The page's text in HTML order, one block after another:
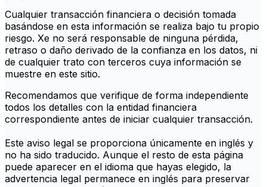
Cualquier transacción financiera o decisión tomada
basándose en esta información se realiza bajo tu propio
riesgo. Xe no será responsable de ninguna pérdida,
retraso o daño derivado de la confianza en los datos, ni
de cualquier trato con terceros cuya información se
muestre en este sitio.
Recomendamos que verifique de forma independiente
todos los detalles con la entidad financiera
correspondiente antes de iniciar cualquier transacción.
Este aviso legal se proporciona únicamente en inglés y
no ha sido traducido. Aunque el resto de esta página
puede aparecer en el idioma que hayas elegido, la
advertencia legal permanece en inglés para preservar